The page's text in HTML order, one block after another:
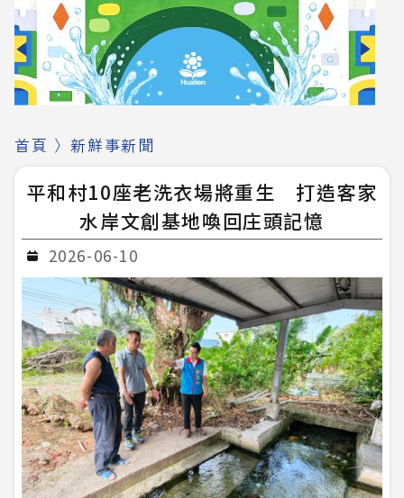
首頁 〉 新鮮事新聞
平和村10座老洗衣場將重生 打造客家
水岸文創基地喚回庄頭記憶
2026-06-10